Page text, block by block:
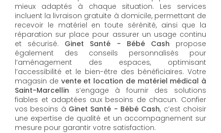
mieux adaptés à chaque situation. Les services
incluent la livraison gratuite à domicile, permettant de
recevoir le matériel en toute sérénité, ainsi que la
réparation sur place pour assurer un usage continu
et sécurisé. Ginet Santé - Bébé Cash propose
également des conseils personnalisés pour
l’aménagement des espaces, optimisant
l’accessibilité et le bien-être des bénéficiaires. Votre
magasin de vente et location de matériel médical à
Saint-Marcellin s’engage à fournir des solutions
fiables et adaptées aux besoins de chacun. Confier
vos besoins à Ginet Santé - Bébé Cash, c’est choisir
une expertise de qualité et un accompagnement sur
mesure pour garantir votre satisfaction.